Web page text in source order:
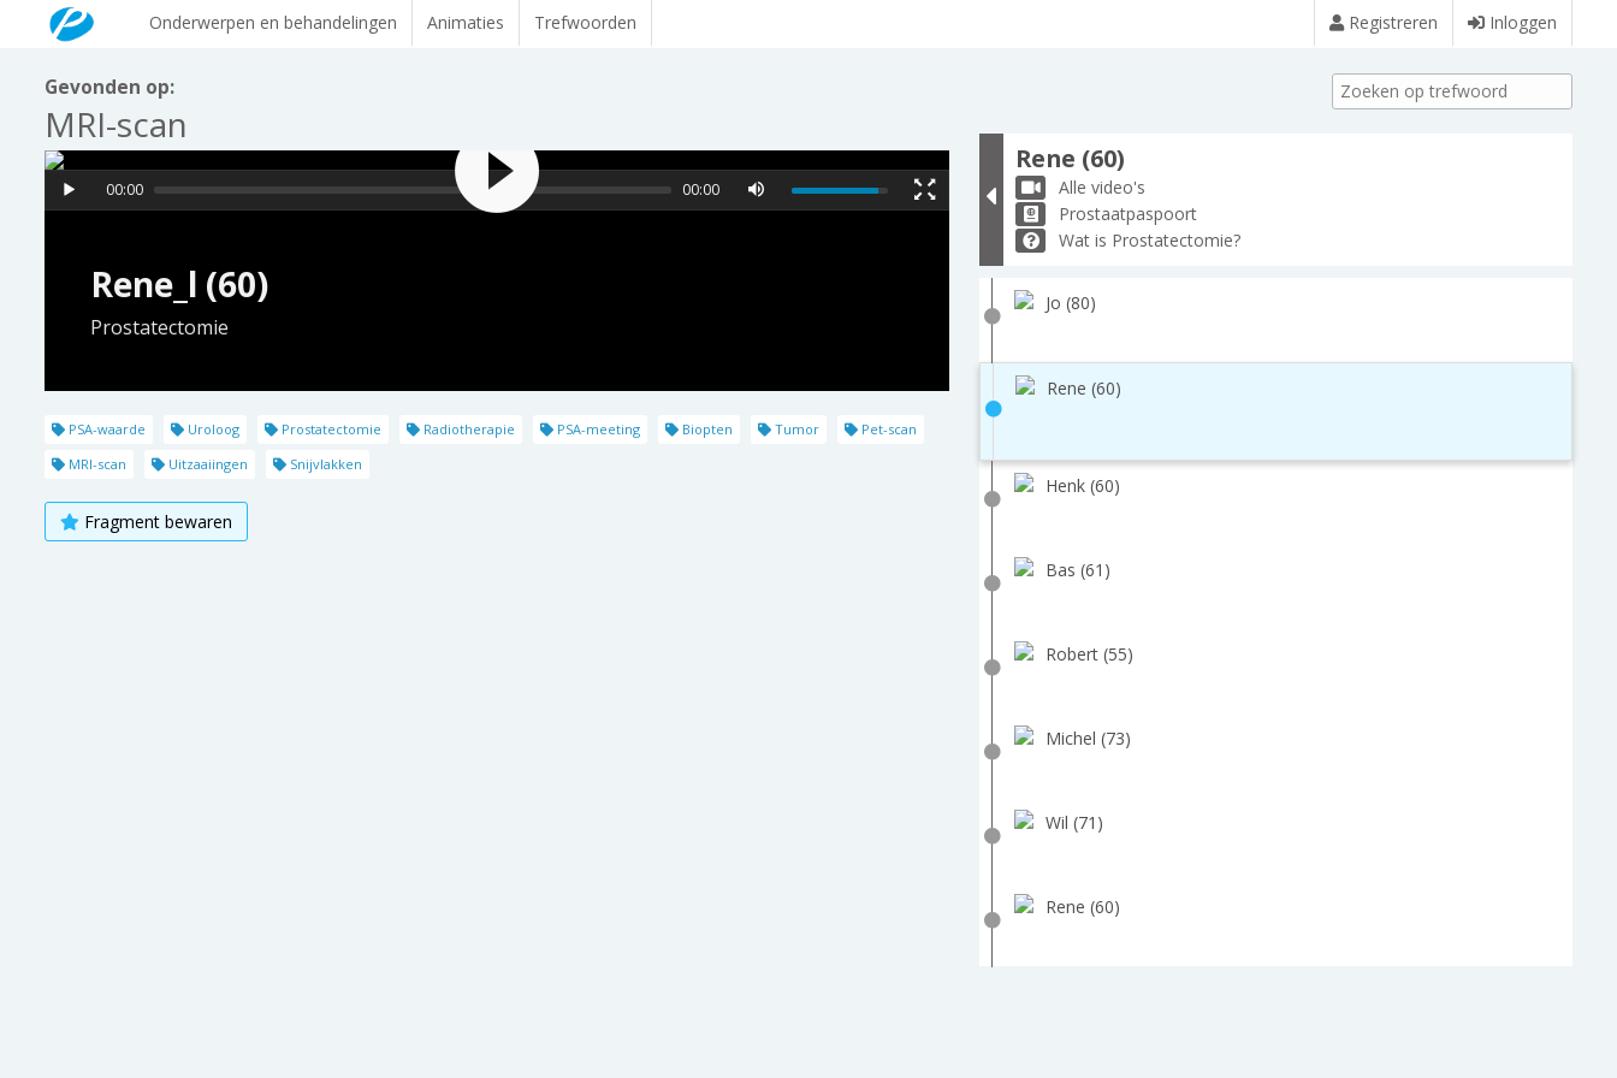
Onderwerpen en behandelingen Animaties Trefwoorden Registreren Inloggen
Gevonden op:
MRI-scan
Rene_l (60)
Prostatectomie
00:00 00:00
PSA-waarde Uroloog Prostatectomie Radiotherapie PSA-meeting Biopten Tumor
Pet-scan
MRI-scan
Uitzaaiingen Snijvlakken
Fragment bewaren
Rene (60)
Alle video's
Prostaatpaspoort
Wat is Prostatectomie?
Jo (80)
Rene (60)
Henk (60)
Bas (61)
Robert (55)
Michel (73)
Wil (71)
Rene (60)